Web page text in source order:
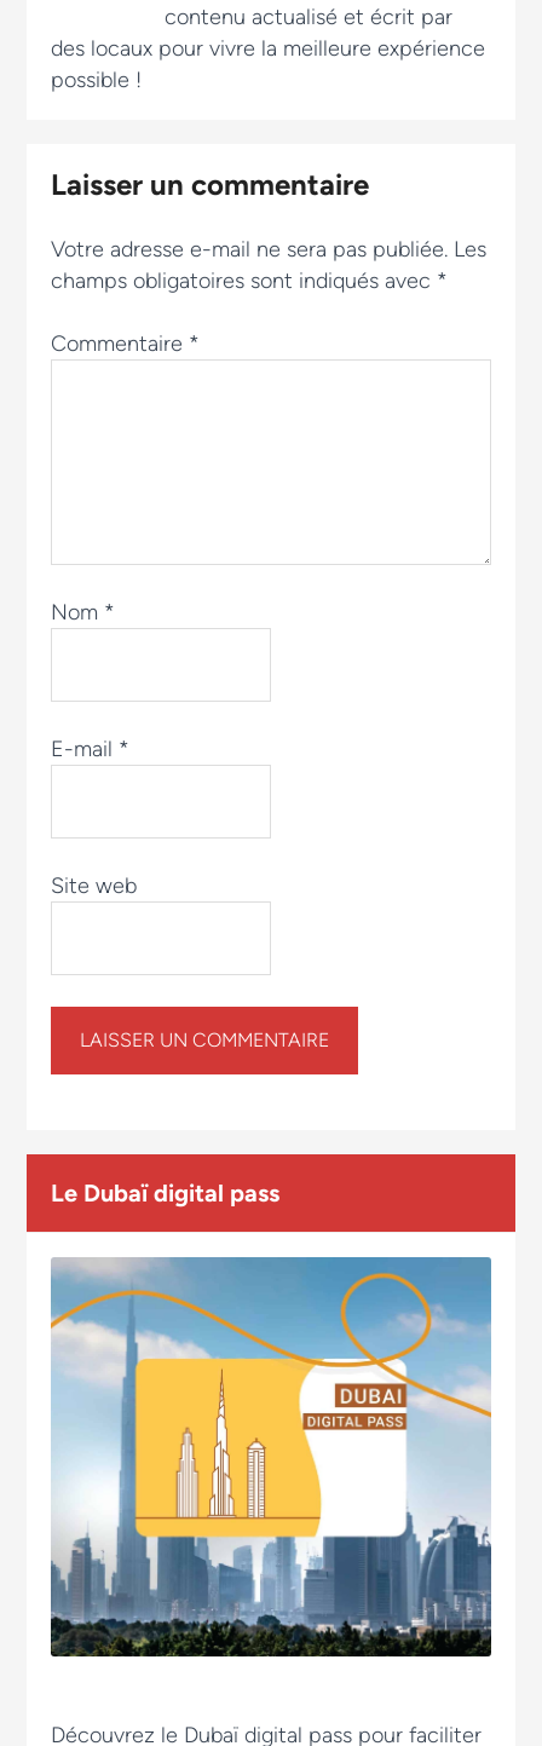
contenu actualisé et écrit par
des locaux pour vivre la meilleure expérience
possible !
Laisser un commentaire
Votre adresse e-mail ne sera pas publiée. Les
champs obligatoires sont indiqués avec *
Commentaire *
Nom *
E-mail *
Site web
Le Dubaï digital pass
Découvrez le Dubaï digital pass pour faciliter